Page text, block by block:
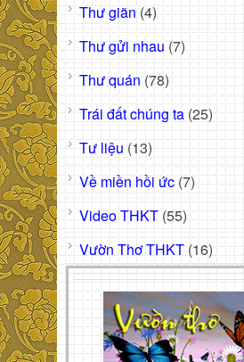
Thư giãn (4)
Thư gửi nhau (7)
Thư quán (78)
Trái đất chúng ta (25)
Tư liệu (13)
Về miền hồi ức (7)
Video THKT (55)
Vườn Thơ THKT (16)